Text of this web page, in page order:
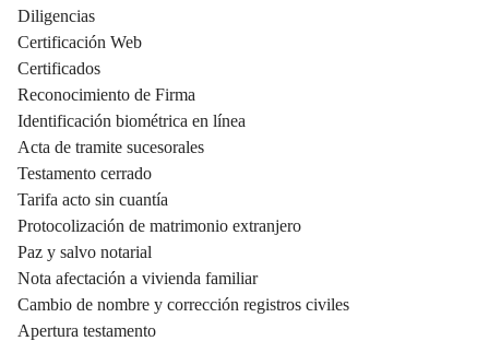
Diligencias
Certificación Web
Certificados
Reconocimiento de Firma
Identificación biométrica en línea
Acta de tramite sucesorales
Testamento cerrado
Tarifa acto sin cuantía
Protocolización de matrimonio extranjero
Paz y salvo notarial
Nota afectación a vivienda familiar
Cambio de nombre y corrección registros civiles
Apertura testamento